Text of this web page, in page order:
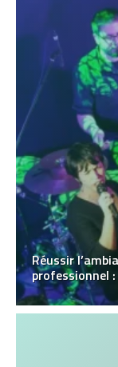
Réussir
professionnel